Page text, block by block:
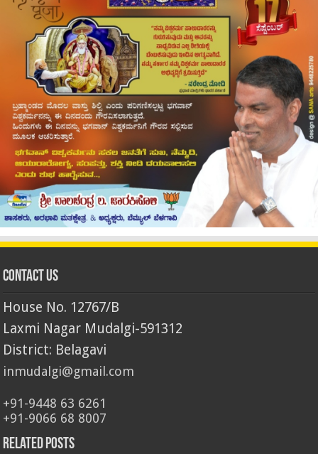
Contact Us
House No. 12767/B
Laxmi Nagar Mudalgi-591312
District: Belagavi
inmudalgi@gmail.com
+91-9448 63 6261
+91-9066 68 8007
Related Posts